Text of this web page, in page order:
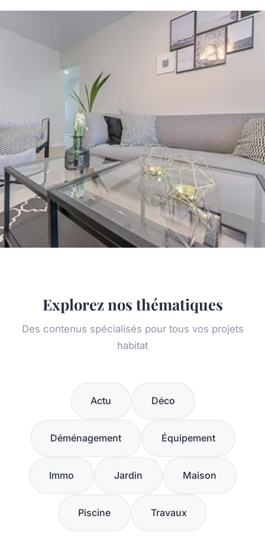
Explorez nos thématiques
Des contenus spécialisés pour tous vos projets
habitat
Actu Déco
Déménagement Équipement
Immo Jardin Maison
Piscine Travaux